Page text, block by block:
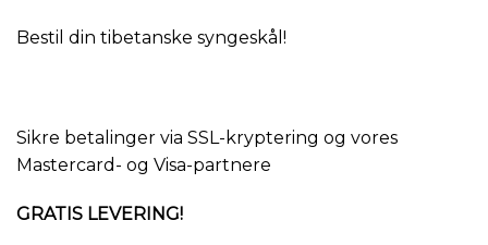
Bestil din tibetanske syngeskål!
Sikre betalinger via SSL-kryptering og vores
Mastercard- og Visa-partnere
GRATIS LEVERING!